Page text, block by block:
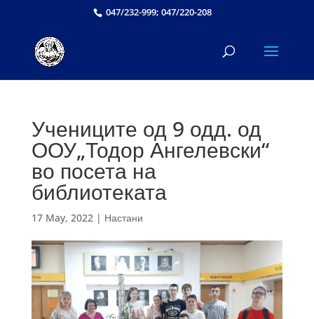
047/232-999; 047/220-208
Учениците од 9 одд. од
ООУ„Тодор Ангелевски“
во посета на
библиотеката
17 May, 2022| Настани